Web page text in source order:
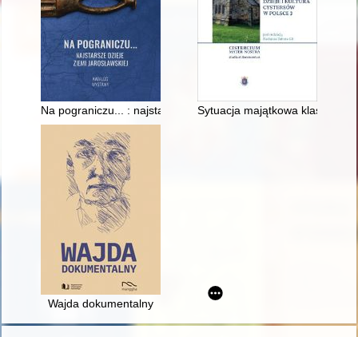
Na pograniczu... : najstarsze dzieje ziemi jarosławskiej :
Sytuacja majątkowa klasztoru
Wajda dokumentalny